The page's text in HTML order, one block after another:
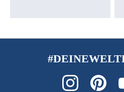
SONSTIGES :
zulässiges Gesamtgewicht 130 kg,